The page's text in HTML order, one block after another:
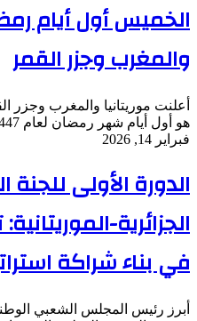
الخميس أول أيام
والمغرب وجزر القمر
أعلنت موريتانيا والمغرب وجزر
هو أول أيام شهر رمضان لعام 1447 هـ، بعد ثبوت رؤية…
فبراير 14, 2026
الدورة الأولى للجنة
الجزائرية-
في بناء شراكة
أبرز رئيس المجلس الشعبي